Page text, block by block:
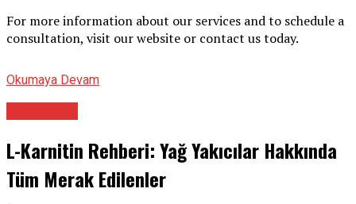
For more information about our services and to schedule a
consultation, visit our website or contact us today.
Okumaya Devam
L-Karnitin Rehberi: Yağ Yakıcılar Hakkında
Tüm Merak Edilenler